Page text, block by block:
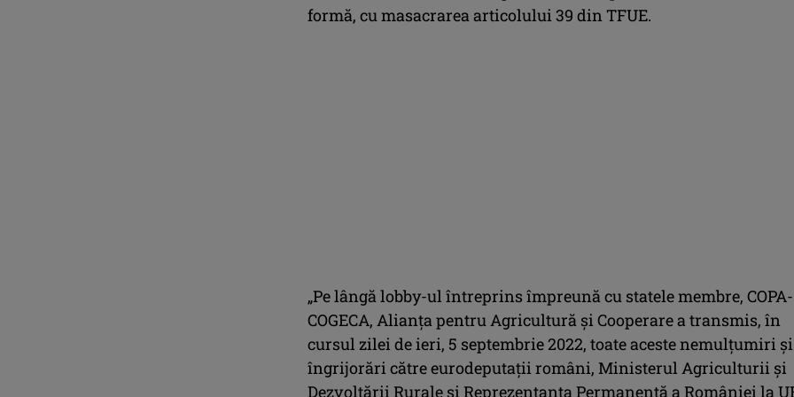
formă, cu masacrarea articolului 39 din TFUE.
„Pe lângă lobby-ul întreprins împreună cu statele membre, COPA-
COGECA, Alianţa pentru Agricultură şi Cooperare a transmis, în
cursul zilei de ieri, 5 septembrie 2022, toate aceste nemulţumiri şi
îngrijorări către eurodeputaţii români, Ministerul Agriculturii şi
Dezvoltării Rurale şi Reprezentanţa Permanentă a României la